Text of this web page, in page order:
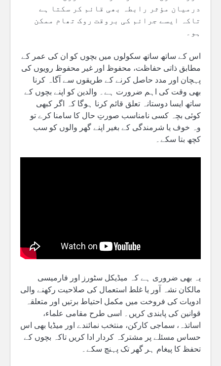
درمیان مؤثر رابطہ بھی قائم کر سکتا ہے
تاکہ ایسے جرائم کی بروقت روک تھام ممکن
ہو۔
اس کے ساتھ ساتھ سکولوں میں بچوں کو ان کی عمر کے
مطابق ذاتی حفاظت، محفوظ اور غیر محفوظ رویوں کی
پہچان اور مدد حاصل کرنے کے طریقوں سے آگاہ کرنا
بھی وقت کی اہم ضرورت ہے۔ والدین کو اپنے بچوں کے
ساتھ ایسا دوستانہ تعلق قائم کرنا ہوگا کہ اگر کبھی
کوئی بچہ کسی نامناسب صورتِ حال کا سامنا کرے تو
وہ خوف یا شرمندگی کے بغیر اپنے گھر والوں کو سب
کچھ بتا سکے۔
یہ بھی ضروری ہے کہ میڈیکل سٹورز اور فارمیسی
مالکان نشہ آور یا غلط استعمال کی صلاحیت رکھنے والی
ادویات کی فروخت میں مکمل احتیاط برتیں اور متعلقہ
قوانین کی پابندی کریں۔ اسی طرح مقامی علماء،
اساتذہ، سماجی کارکن، منتخب نمائندے اور میڈیا بھی اس
حساس مسئلے پر مشترکہ کردار ادا کریں تاکہ بچوں کے
تحفظ کا پیغام ہر گھر تک پہنچ سکے۔